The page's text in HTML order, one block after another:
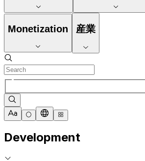
Monetization 産業
Development